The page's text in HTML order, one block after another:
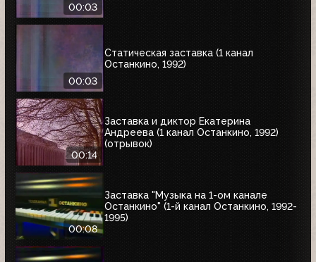
00:03
00:03
Статическая заставка (1 канал
Останкино, 1992)
00:14
Заставка и диктор Екатерина
Андреева (1 канал Останкино, 1992)
(отрывок)
00:08
Заставка "Музыка на 1-ом канале
Останкино" (1-й канал Останкино, 1992-
1995)